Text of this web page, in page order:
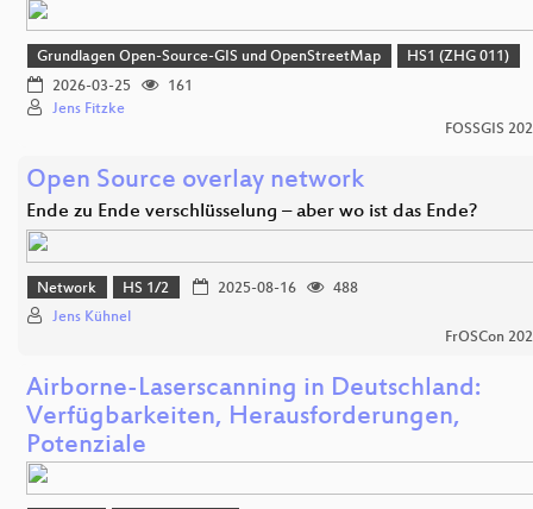
Grundlagen Open-Source-GIS und OpenStreetMap
HS1 (ZHG 011)
2026-03-25
161
Jens Fitzke
FOSSGIS
Open Source overlay network
Ende zu Ende verschlüsselung – aber wo ist das Ende?
Network HS 1/2 2025-08-16
488
Jens Kühnel
FrOSCon
Airborne-Laserscanning in Deutschland:
Verfügbarkeiten, Herausforderungen,
Potenziale